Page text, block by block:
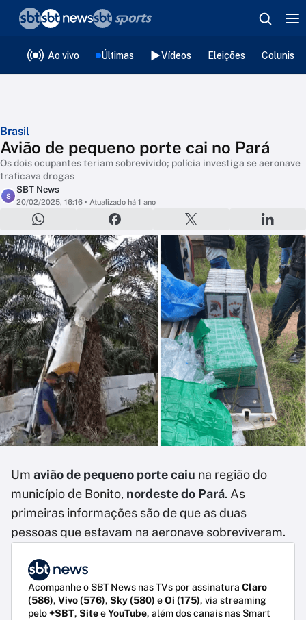
Ao vivo Últimas Vídeos Eleições
Brasil
Avião de pequeno porte cai no Pará
Os dois ocupantes teriam sobrevivido; polícia investiga se aeronave
traficava drogas
S
SBT News
20/02/2025, 16:16 • Atualizado há 1 ano
Um avião de pequeno porte caiu na região do
município de Bonito, nordeste do Pará. As
primeiras informações são de que as duas
pessoas que estavam na aeronave sobreviveram.
Acompanhe o SBT News nas TVs por assinatura Claro
(586), Vivo (576), Sky (580) eOi (175), via streaming
pelo+SBT, SiteeYouTube, além dos canais nas Smart
❮voltar
Editorias